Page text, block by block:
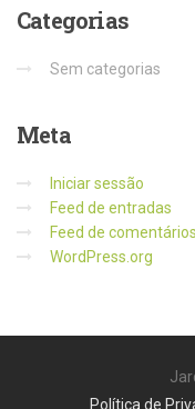
Categorias
Sem categorias
Meta
Iniciar sessão
Feed de entradas
Feed de comentários
WordPress.org
Política de